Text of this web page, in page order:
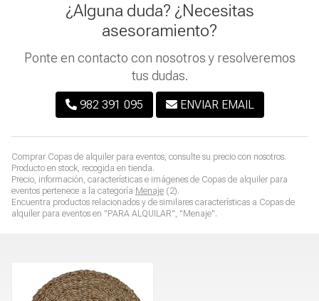
Comprar Copas de alquiler para eventos, consulte su precio con nosotros.
Producto en stock, recogida en tienda.
Precio, información, características e imágenes de Copas de alquiler para
eventos pertenece a la categoría Menaje (2).
Encuentra productos relacionados y de similares características a Copas de
alquiler para eventos en "PARA ALQUILAR", "Menaje".
¿Alguna duda? ¿Necesitas
asesoramiento?
Ponte en contacto con nosotros y resolveremos
tus dudas.
982 391 095 ENVIAR EMAIL